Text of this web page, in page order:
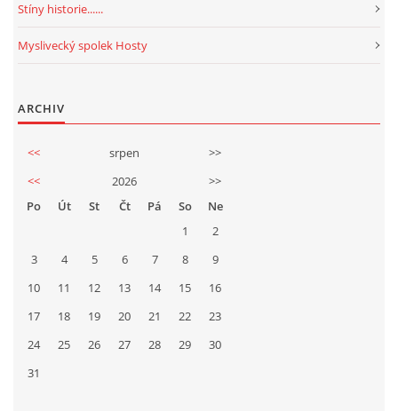
Stíny historie......
Myslivecký spolek Hosty
ARCHIV
<< srpen
>>
<<
2026
>>
Po
Út St Čt Pá So
Ne
1
2
3
4 5 6 7 8
9
10
11 12 13 14 15
16
17
18 19 20 21 22
23
24
25 26 27 28 29
30
31